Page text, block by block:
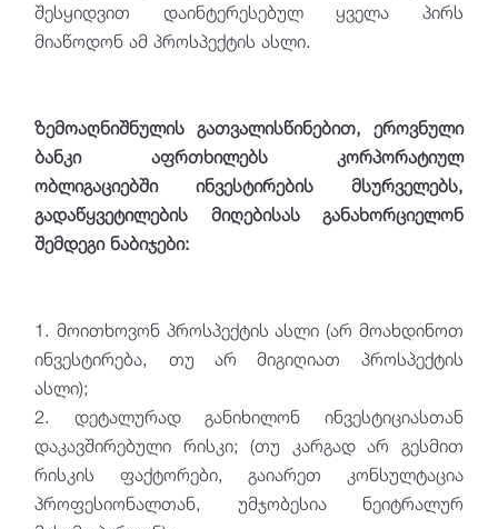
შესყიდვით დაინტერესებულ ყველა პირს
მიაწოდონ ამ პროსპექტის ასლი.
ზემოაღნიშნულის გათვალისწინებით, ეროვნული
ბანკი აფრთხილებს კორპორატიულ
ობლიგაციებში ინვესტირების მსურველებს,
გადაწყვეტილების მიღებისას განახორციელონ
შემდეგი ნაბიჯები:
1. მოითხოვონ პროსპექტის ასლი (არ მოახდინოთ
ინვესტირება, თუ არ მიგიღიათ პროსპექტის
ასლი);
2. დეტალურად განიხილონ ინვესტიციასთან
დაკავშირებული რისკი; (თუ კარგად არ გესმით
რისკის ფაქტორები, გაიარეთ კონსულტაცია
პროფესიონალთან, უმჯობესია ნეიტრალურ